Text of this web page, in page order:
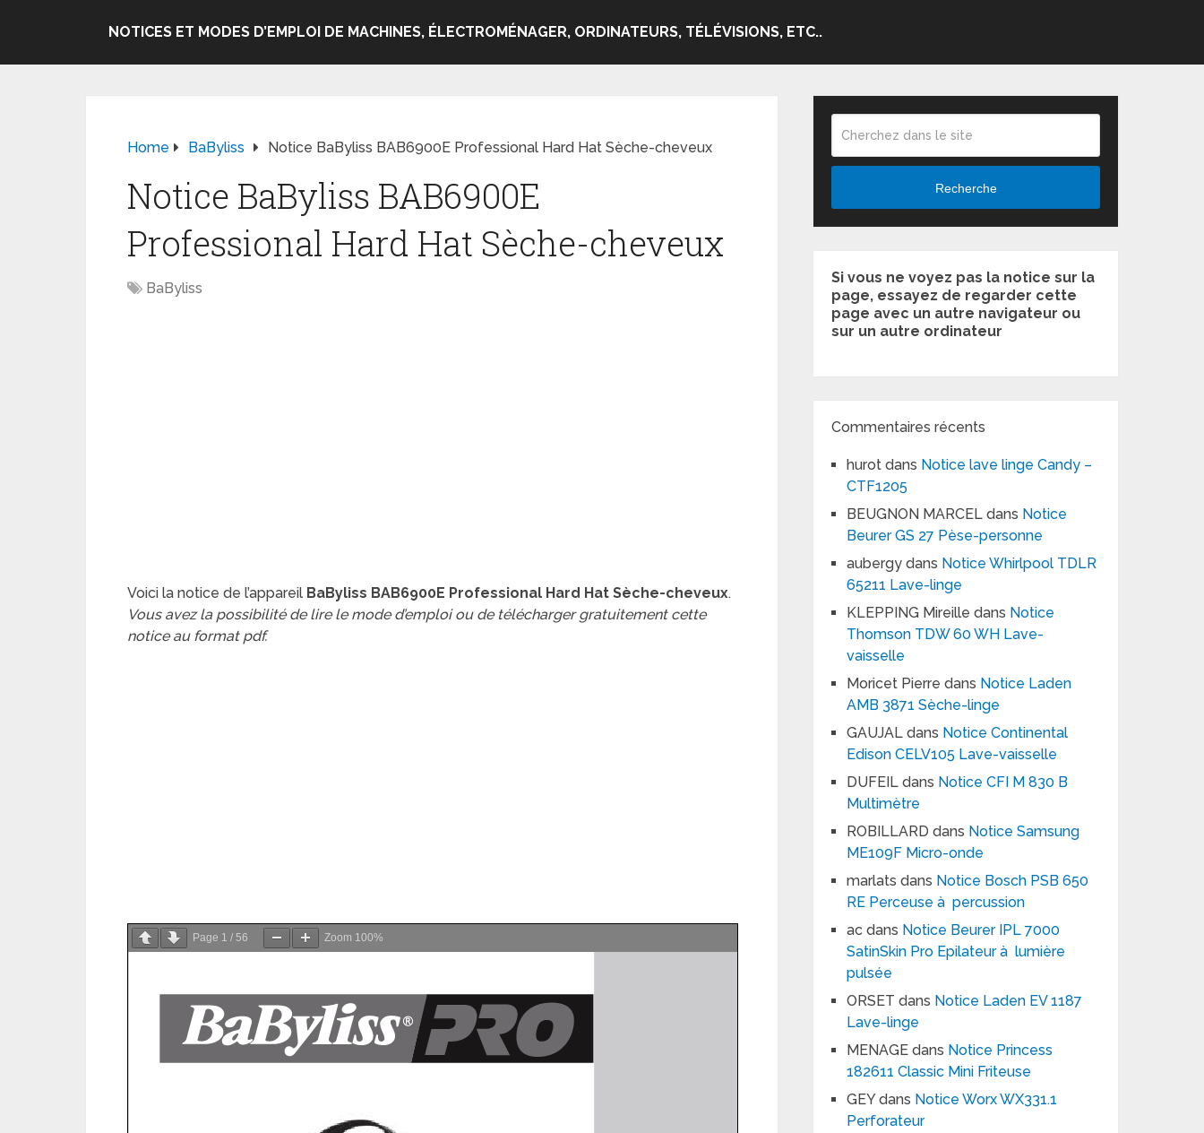
NOTICES ET MODES D’EMPLOI DE MACHINES, ÉLECTROMÉNAGER, ORDINATEURS, TÉLÉVISIONS, ETC..
Home BaByliss Notice BaByliss BAB6900E Professional Hard Hat Sèche-cheveux
Notice BaByliss BAB6900E
Professional Hard Hat Sèche-cheveux
BaByliss
Voici la notice de l’appareil BaByliss BAB6900E Professional Hard Hat Sèche-cheveux.
Vous avez la possibilité de lire le mode d’emploi ou de télécharger gratuitement cette
notice au format pdf.
Page 1 / 56 Zoom 100%
Recherche
Si vous ne voyez pas la notice sur la
page, essayez de regarder cette
page avec un autre navigateur ou
sur un autre ordinateur
Commentaires récents
hurot dans Notice lave linge Candy –
CTF1205
BEUGNON MARCEL dans Notice
Beurer GS 27 Pèse-personne
aubergy dans Notice Whirlpool TDLR
65211 Lave-linge
KLEPPING Mireille dans Notice
Thomson TDW 60 WH Lave-
vaisselle
Moricet Pierre dans Notice Laden
AMB 3871 Sèche-linge
GAUJAL dans Notice Continental
Edison CELV105 Lave-vaisselle
DUFEIL dans Notice CFI M 830 B
Multimètre
ROBILLARD dans Notice Samsung
ME109F Micro-onde
marlats dans Notice Bosch PSB 650
RE Perceuse à percussion
ac dans Notice Beurer IPL 7000
SatinSkin Pro Epilateur à lumière
pulsée
ORSET dans Notice Laden EV 1187
Lave-linge
MENAGE dans Notice Princess
182611 Classic Mini Friteuse
GEYdans Notice Worx WX331.1
Perforateur